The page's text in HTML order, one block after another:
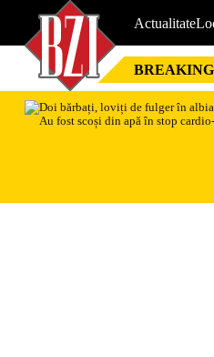
Actualitate